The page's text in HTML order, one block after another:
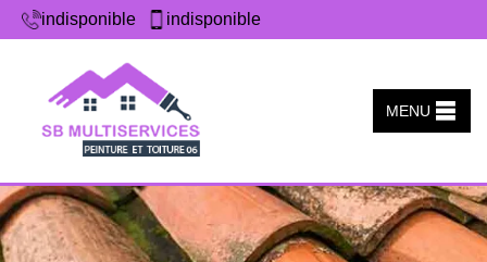
indisponible indisponible
MENU